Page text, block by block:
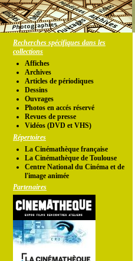
Recherches spécifiques dans les
collections
Affiches
Archives
Articles de périodiques
Dessins
Ouvrages
Photos en accés réservé
Revues de presse
Vidéos (DVD et VHS)
Répertoires
La Cinémathèque française
La Cinémathèque de Toulouse
Centre National du Cinéma et de
l'image animée
Partenaires